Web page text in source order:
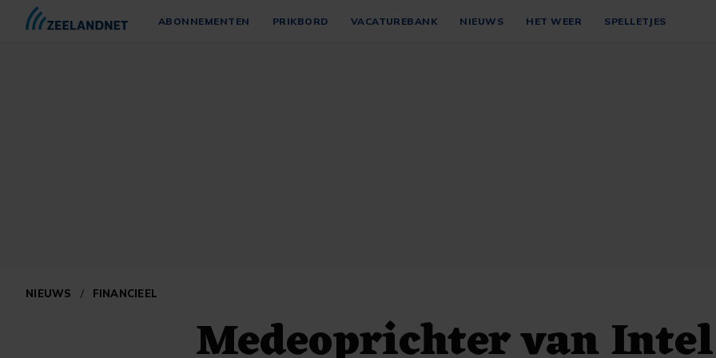
ABONNEMENTEN PRIKBORD VACATUREBANK NIEUWS HET WEER SPELLETJES
NIEUWS / FINANCIEEL